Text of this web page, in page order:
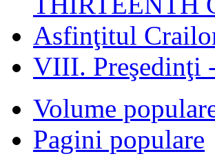
Asfinţitul
VIII. Preşedinţi
Volume
Pagini populare